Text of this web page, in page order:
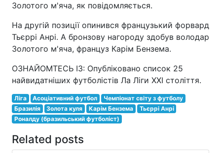
Золотого м'яча, як повідомляється.
На другій позиції опинився французький форвард
Тьєррі Анрі. А бронзову нагороду здобув володар
Золотого м'яча, француз Карім Бензема.
ОЗНАЙОМТЕСЬ ІЗ: Опубліковано список 25
найвидатніших футболістів Ла Ліги XXI століття.
Ліга Асоціативний футбол
Чемпіонат світу з футболу
Бразилія
Золота куля Карім Бензема
Тьєррі Анрі
Роналду (бразильський футболіст)
Related posts